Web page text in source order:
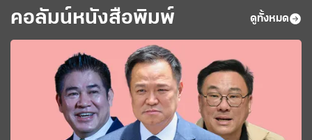
คอลัมน์หนังสือพิมพ์ ดูทั้งหมด